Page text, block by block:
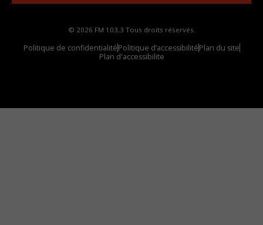
© 2026 FM 103,3 Tous droits réservés.
Politique de confidentialitéPolitique d’accessibilitéPlan du site
Plan d'accessibilite